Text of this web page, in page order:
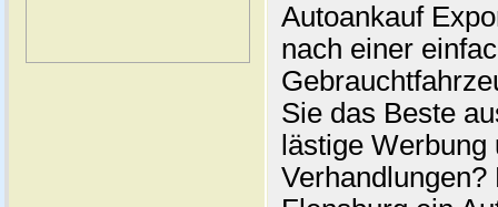
Autoankauf
nach einer
Sie das Beste
lästige